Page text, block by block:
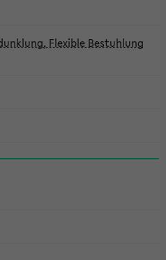
Flexible Bestuhlung